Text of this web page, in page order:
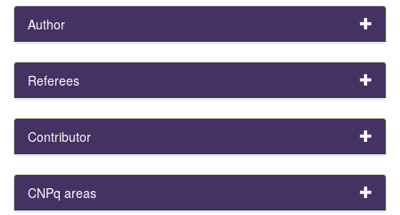
Author
Referees
Contributor
CNPq areas